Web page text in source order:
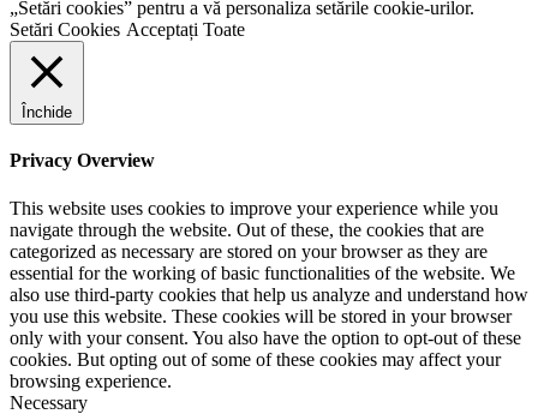
„Setări cookies” pentru a vă personaliza setările cookie-urilor.
Setări Cookies Acceptați Toate
Închide
Privacy Overview
This website uses cookies to improve your experience while you
navigate through the website. Out of these, the cookies that are
categorized as necessary are stored on your browser as they are
essential for the working of basic functionalities of the website. We
also use third-party cookies that help us analyze and understand how
you use this website. These cookies will be stored in your browser
only with your consent. You also have the option to opt-out of these
cookies. But opting out of some of these cookies may affect your
browsing experience.
Necessary